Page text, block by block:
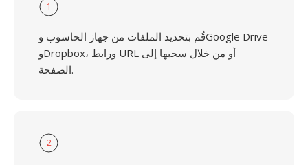
1
قُم بتحديد الملفات من جهاز الحاسوب وGoogle Drive
وDropbox، ورابط URL أو من خلال سحبها إلى
الصفحة.
2